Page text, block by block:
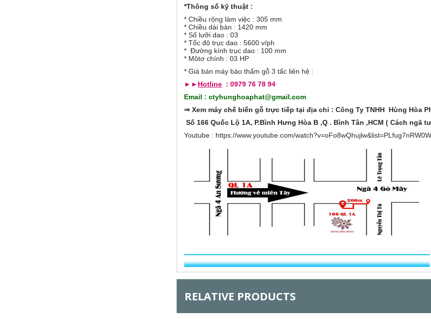
o
n
t
a
b
)
*Thông số kỹ thuật :
* Chiều rộng làm việc : 305 mm
* Chiều dài bàn : 1420 mm
* Số lưỡi dao : 03
* Tốc độ trục dao : 5600 v/ph
* Đường kính trục dao : 100 mm
* Môtơ chính : 03 HP
* Giá bán máy bào thẩm gỗ 3 tấc liên hệ :
►► Hotline : 0979 76 78 94
Email : ctyhunghoaphat@gmail.com
⇒ Xem máy chế biến gỗ trực tiếp tại địa chỉ : Công Ty TNHH Hùng Hòa
Số 166 Quốc Lộ 1A, P.Bình Hưng Hòa B ,Q . Bình Tân ,HCM ( Cách ngã
Youtube : https://www.youtube.com/
RELATIVE PRODUCTS